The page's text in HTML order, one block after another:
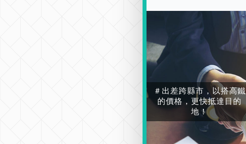
＃出差跨縣市，以搭高鐵
的價格，更快抵達目的
地！